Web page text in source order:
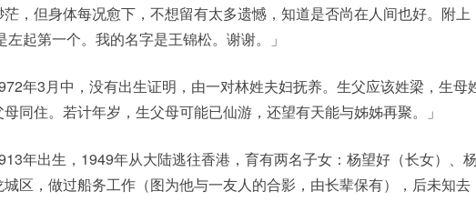
，但身体每况愈下，不想留有太多遗憾，知道是否尚在人间也好。附上
起第一个。我的名字是王锦松。谢谢。」
年3月中，没有出生证明，由一对林姓夫妇抚养。生父应该姓梁，生母
同住。若计年岁，生父母可能已仙游，还望有天能与姊姊再聚。」
年出生，1949年从大陆逃往香港，育有两名子女：杨望好（长女）、
区，做过船务工作（图为他与一友人的合影，由长辈保有），后未知去